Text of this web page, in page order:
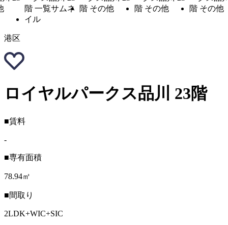
港区
ロイヤルパークス品川 23階
■賃料
-
■専有面積
78.94㎡
■間取り
2LDK+WIC+SIC